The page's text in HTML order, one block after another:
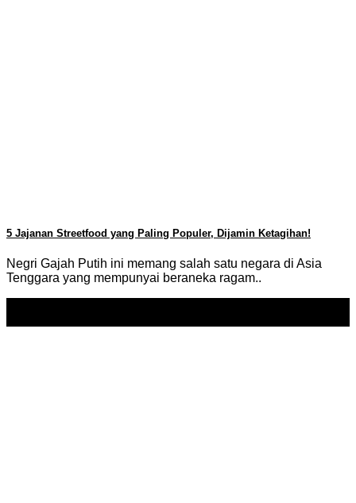
5 Jajanan Streetfood yang Paling Populer, Dijamin Ketagihan!
Negri Gajah Putih ini memang salah satu negara di Asia
Tenggara yang mempunyai beraneka ragam..